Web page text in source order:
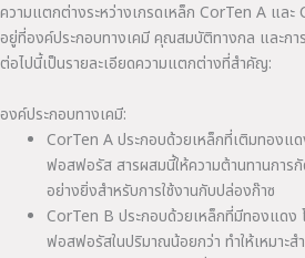
ความแตกต่างระหว่างเกรดเหล็ก CorTen A และ
อยู่ที่องค์ประกอบทางเคมี คุณสมบัติทางกล และกา
ต่อไปนี้เป็นรายละเอียดความแตกต่างที่สำคัญ:
องค์ประกอบทางเคมี:
CorTen A ประกอบด้วยเหล็กที่เติมทองแ
ฟอสฟอรัส สารผสมนี้ให้ความต้านทานการ
อย่างยิ่งสำหรับการใช้งานกับปล่องก๊าซ
CorTen B ประกอบด้วยเหล็กที่มีทองแดง
ฟอสฟอรัสในปริมาณน้อยกว่า ทำให้เหมาะส